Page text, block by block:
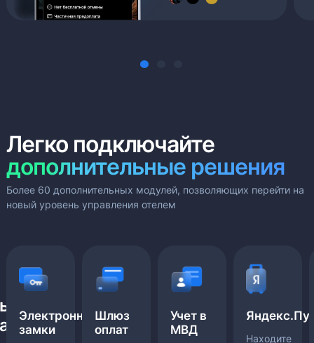
Легко подключайте
дополнительные решения
Более 60 дополнительных модулей, позволяющих перейти на
новый уровень управления отелем
Электронные
замки
Шлюз
оплат
Учет в
МВД
Находите